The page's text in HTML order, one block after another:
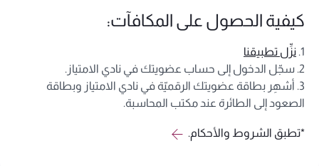
كيفية الحصول على المكافآت:
1. نزِّل تطبيقنا
2. سجّل الدخول إلى حساب عضويتك في نادي الامتياز.
3. أشهِر بطاقة عضويتك الرقميّة في نادي الامتياز وبطاقة
الصعود إلى الطائرة عند مكتب المحاسبة.
*تطبق الشروط والأحكام.